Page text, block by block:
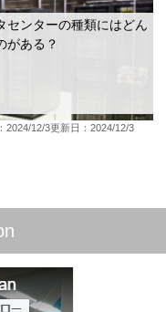
センターの種類にはどん
がある？
2024/12/3更新日：2024/12/3